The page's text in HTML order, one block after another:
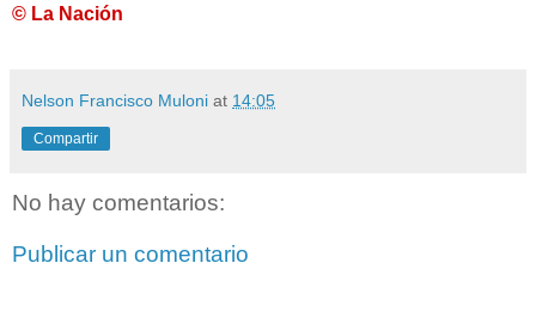
© La Nación
Nelson Francisco Muloni at 14:05
Compartir
No hay comentarios:
Publicar un comentario